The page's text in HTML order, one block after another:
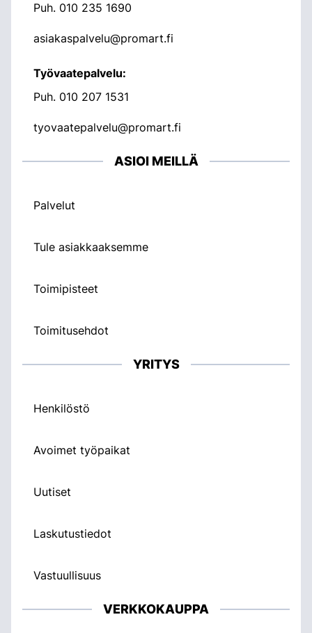
Puh. 010 235 1690
asiakaspalvelu@promart.fi
Työvaatepalvelu:
Puh. 010 207 1531
tyovaatepalvelu@promart.fi
ASIOI MEILLÄ
Palvelut
Tule asiakkaaksemme
Toimipisteet
Toimitusehdot
YRITYS
Henkilöstö
Avoimet työpaikat
Uutiset
Laskutustiedot
Vastuullisuus
VERKKOKAUPPA